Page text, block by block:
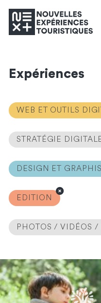
Expériences
WEB ET OUTILS
STRATÉGIE
DESIGN ET
EDITION
PHOTOS / VIDÉOS /